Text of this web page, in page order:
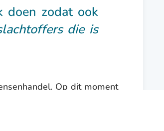
doen zodat ook
die is
Op dit moment